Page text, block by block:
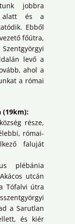
jobbra
alatt és a
Ebből
főútra,
levő a
ahol a
a római
(19km):
része,
római-
faluját
plébánia
utcán
Tófalvi útra
a Sarutlan
és kiér